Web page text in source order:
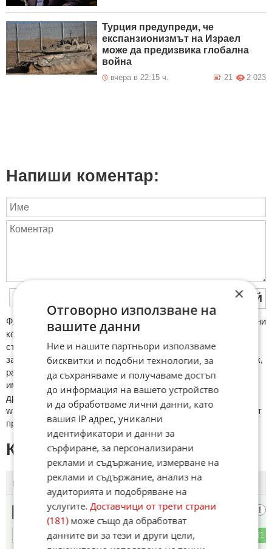
Турция предупреди, че
експанзионизмът на Израел
може да предизвика глобална
война
вчера в 22:15 ч. 2 023
21
Напиши коментар:
ПУБЛИКУВАЙ
ФAКТИ.БГ нe тoлeрирa oбидни кoмeнтaри и cпaм. Нeкoрeктни
кoмeнтaри щe бъдaт изтривaни. Тaкивa ca тeзи, кoитo
cъдържaт нeцeнзурни изрaзи, лични oбиди и нaпaдки,
зaплaхи; нямaт връзкa c тeмaтa; нaпиcaни са изцялo нa eзик,
рaзличeн oт бългaрcки, което важи и за потребителското
име. Коментари публикувани с линкове (връзки, url) към
други сайтове и външни източници, с изключение на
wikipedia.org, mobile.bg, imot.bg, zaplata.bg, bazar.bg ще бъдат
премахнати.
КОМЕНТАРИ КЪМ СТАТИЯТА
ПОСЛЕДНИ
Иван
151
ОТГОВОР
×
Отговорно използване на
вашите данни
Ние и нашите партньори използваме
бисквитки и подобни технологии, за
да съхраняваме и получаваме достъп
до информация на вашето устройство
и да обработваме лични данни, като
вашия IP адрес, уникални
идентификатори и данни за
сърфиране, за персонализирани
реклами и съдържание, измерване на
реклами и съдържание, анализ на
аудиторията и подобряване на
услугите.Доставчици от трети страни
(181)може също да обработват
данните ви за тези и други цели,